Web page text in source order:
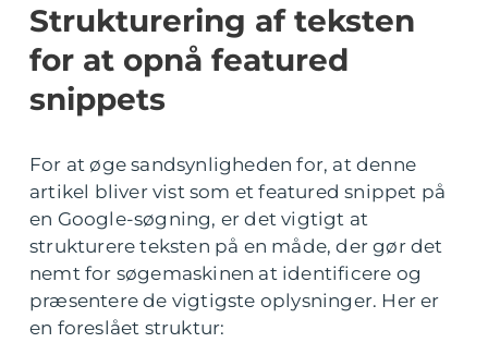
Strukturering af teksten
for at opnå featured
snippets
For at øge sandsynligheden for, at denne
artikel bliver vist som et featured snippet på
en Google-søgning, er det vigtigt at
strukturere teksten på en måde, der gør det
nemt for søgemaskinen at identificere og
præsentere de vigtigste oplysninger. Her er
en foreslået struktur: